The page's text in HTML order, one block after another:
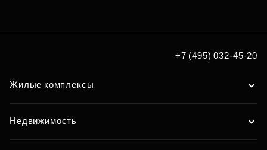
+7 (495) 032-45-20
Жилые комплексы
Недвижимость